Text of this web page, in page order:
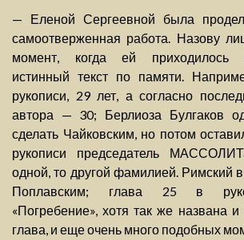
— Еленой Сергеевной была
самоотверженная работа. Назову
момент, когда ей приходилось
истинный текст по памяти.
рукописи, 29 лет, а согласно
автора — 30; Берлиоза Булгаков
сделать Чайковским, но потом
рукописи председатель
одной, то другой фамилией. Римский
Поплавским; глава 25 в
«Погребение», хотя так же названа
глава, и еще очень много подобных